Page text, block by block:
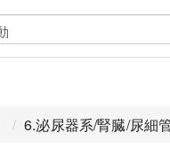
6.泌尿器系/腎臓/尿細